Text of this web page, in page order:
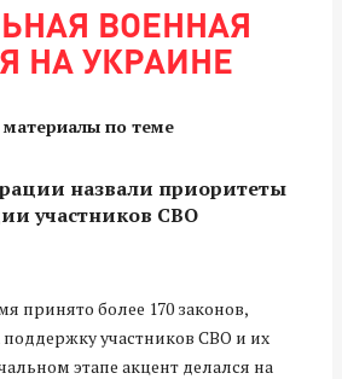
ВОЕННАЯ
НА УКРАИНЕ
материалы по теме
назвали приоритеты
участников СВО
принято более 170 законов,
участников СВО и их
этапе акцент делался на